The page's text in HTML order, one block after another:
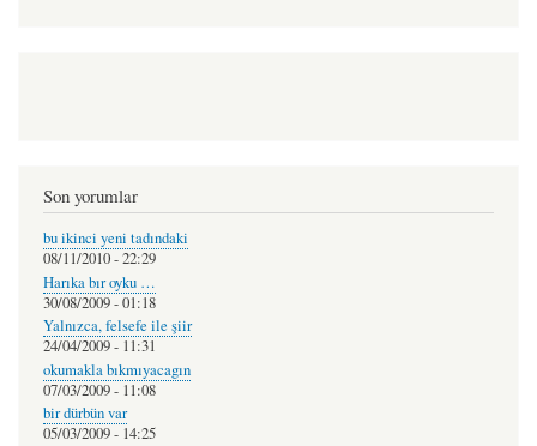
Son yorumlar
bu ikinci yeni tadındaki
08/11/2010 - 22:29
Harıka bır oyku …
30/08/2009 - 01:18
Yalnızca, felsefe ile şiir
24/04/2009 - 11:31
okumakla bıkmıyacagın
07/03/2009 - 11:08
bir dürbün var
05/03/2009 - 14:25